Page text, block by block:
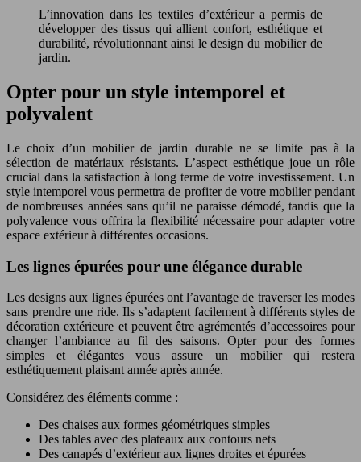
L’innovation dans les textiles d’extérieur a permis de
développer des tissus qui allient confort, esthétique et
durabilité, révolutionnant ainsi le design du mobilier de
jardin.
Opter pour un style intemporel et
polyvalent
Le choix d’un mobilier de jardin durable ne se limite pas à la
sélection de matériaux résistants. L’aspect esthétique joue un rôle
crucial dans la satisfaction à long terme de votre investissement. Un
style intemporel vous permettra de profiter de votre mobilier pendant
de nombreuses années sans qu’il ne paraisse démodé, tandis que la
polyvalence vous offrira la flexibilité nécessaire pour adapter votre
espace extérieur à différentes occasions.
Les lignes épurées pour une élégance durable
Les designs aux lignes épurées ont l’avantage de traverser les modes
sans prendre une ride. Ils s’adaptent facilement à différents styles de
décoration extérieure et peuvent être agrémentés d’accessoires pour
changer l’ambiance au fil des saisons. Opter pour des formes
simples et élégantes vous assure un mobilier qui restera
esthétiquement plaisant année après année.
Considérez des éléments comme :
Des chaises aux formes géométriques simples
Des tables avec des plateaux aux contours nets
Des canapés d’extérieur aux lignes droites et épurées